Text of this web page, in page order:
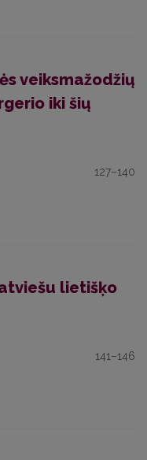
veiksmažodžių
iki šių
127–140
lietišķo
141–146